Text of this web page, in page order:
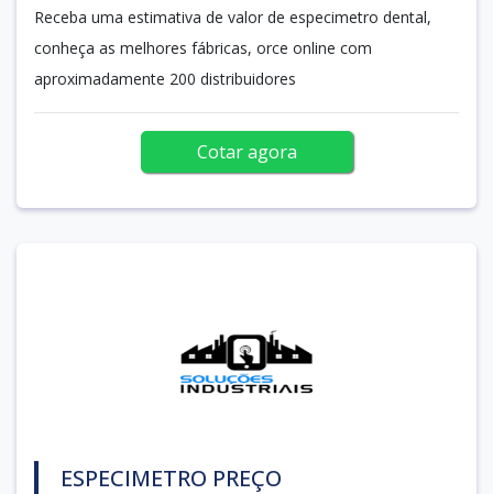
Receba uma estimativa de valor de especimetro dental,
conheça as melhores fábricas, orce online com
aproximadamente 200 distribuidores
Cotar agora
ESPECIMETRO PREÇO